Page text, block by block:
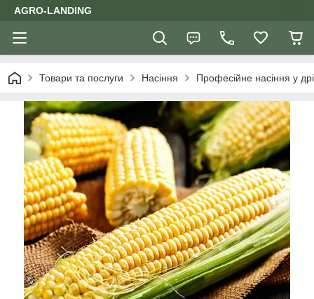
AGRO-LANDING
Товари та послуги Насіння Професійне насіння у